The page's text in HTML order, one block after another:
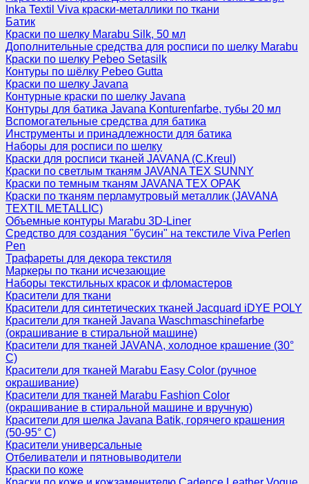
Inka Textil Viva краски-металлики по ткани
Батик
Краски по шелку Marabu Silk, 50 мл
Дополнительные средства для росписи по шелку Marabu
Краски по шелку Pebeo Setasilk
Контуры по шёлку Pebeo Gutta
Краски по шелку Javana
Контурные краски по шелку Javana
Контуры для батика Javana Konturenfarbe, тубы 20 мл
Вспомогательные средства для батика
Инструменты и принадлежности для батика
Наборы для росписи по шелку
Краски для росписи тканей JAVANA (C.Kreul)
Краски по светлым тканям JAVANA TEX SUNNY
Краски по темным тканям JAVANA TEX OPAK
Краски по тканям перламутровый металлик (JAVANA
TEXTIL METALLIC)
Объемные контуры Marabu 3D-Liner
Средство для создания "бусин" на текстиле Viva Perlen
Pen
Трафареты для декора текстиля
Маркеры по ткани исчезающие
Наборы текстильных красок и фломастеров
Красители для ткани
Красители для синтетических тканей Jacquard iDYE POLY
Красители для тканей Javana Waschmaschinefarbe
(окрашивание в стиральной машине)
Красители для тканей JAVANA, холодное крашение (30°
С)
Красители для тканей Marabu Easy Color (ручное
окрашивание)
Красители для тканей Marabu Fashion Color
(окрашивание в стиральной машине и вручную)
Красители для шелка Javana Batik, горячего крашения
(50-95° С)
Красители универсальные
Отбеливатели и пятновыводители
Краски по коже